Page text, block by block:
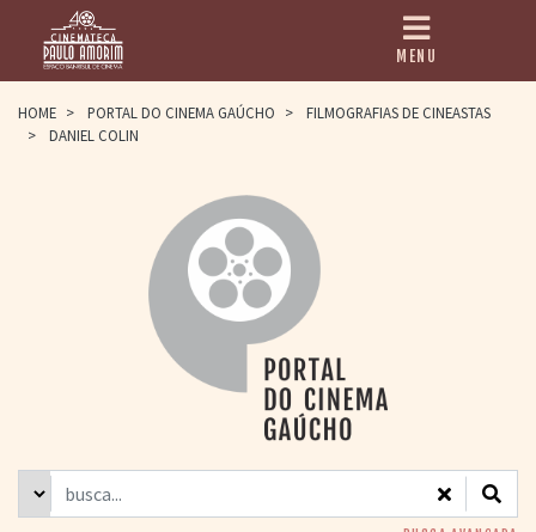
HOME
PAULO AMORIM
> HOMENAGEADOS
> EQUIPE
> ASSOCIAÇÃO DOS
> BIBLIOTECA
ROMEU GRIMALDI
> GRADE SEMANAL
> PREÇOS E
DESCONTOS
MENU
HOME > PORTAL DO CINEMA GAÚCHO >
FILMOGRAFIAS DE CINEASTAS
>
DANIEL COLIN